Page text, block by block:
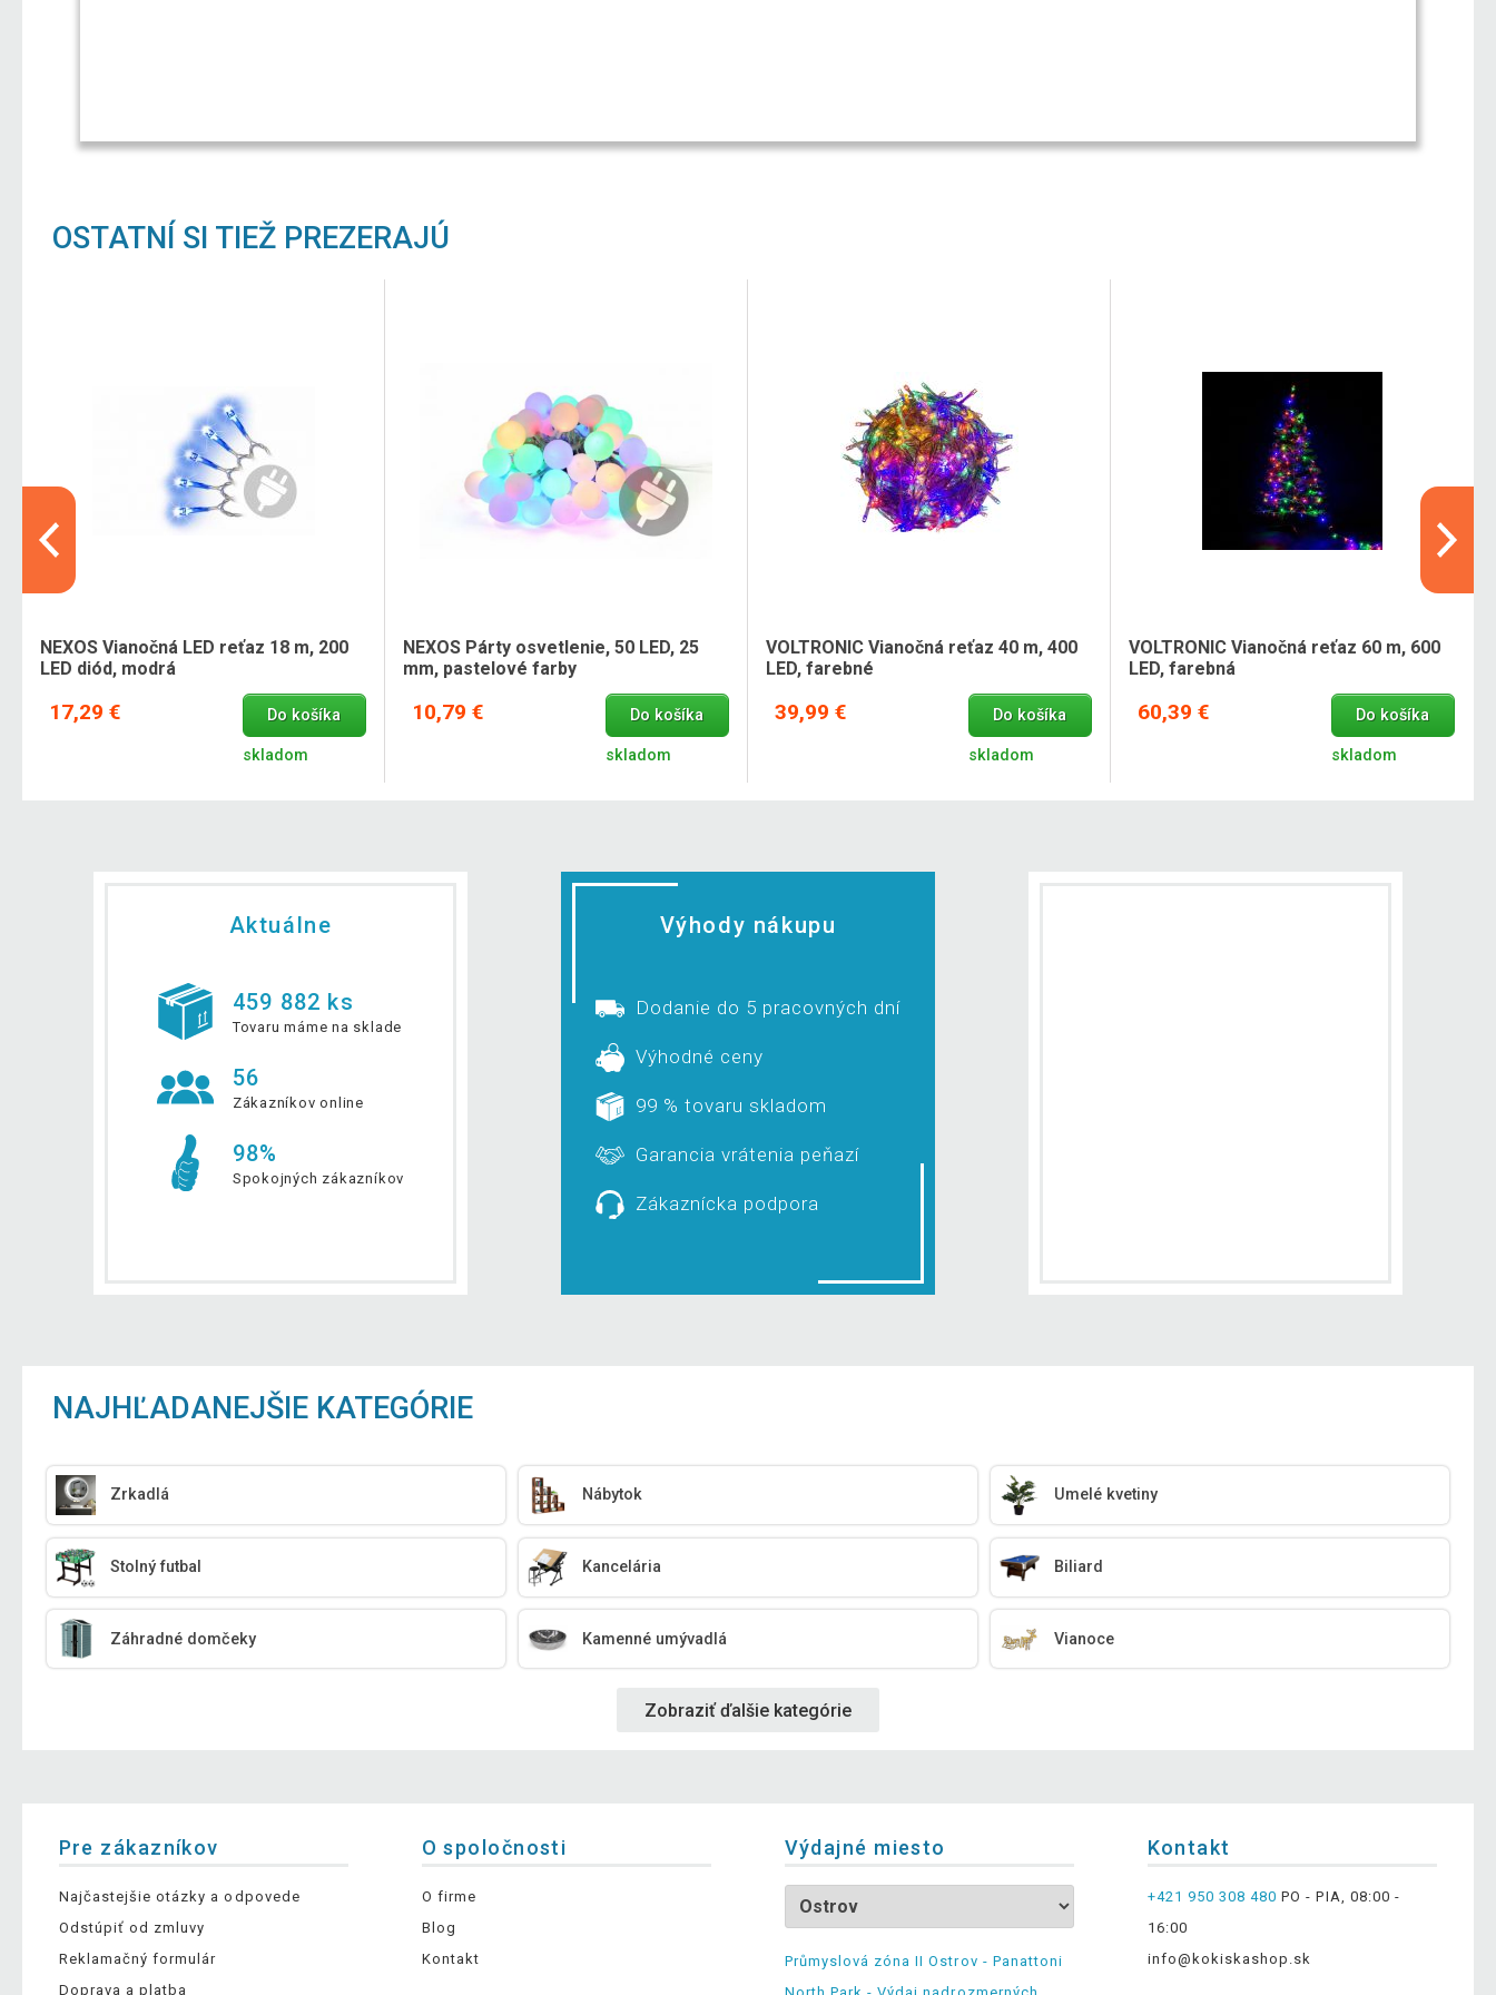
OSTATNÍ SI TIEŽ PREZERAJÚ
NEXOS Vianočná LED reťaz 18 m, 200
LED diód, modrá
17,29 € Do košíka
skladom
NEXOS Párty osvetlenie, 50 LED, 25
mm, pastelové farby
10,79 € Do košíka
skladom
VOLTRONIC Vianočná reťaz 40 m, 400
LED, farebné
39,99 € Do košíka
skladom
VOLTRONIC Vianočná reťaz 60 m, 600
LED, farebná
60,39 € Do košíka
skladom
Aktuálne
459 882 ks
Tovaru máme na sklade
56
Zákazníkov online
98%
Spokojných zákazníkov
Výhody nákupu
Dodanie do 5 pracovných dní
Výhodné ceny
99 % tovaru skladom
Garancia vrátenia peňazí
Zákaznícka podpora
NAJHĽADANEJŠIE KATEGÓRIE
Zrkadlá Nábytok Umelé kvetiny
Stolný futbal Kancelária Biliard
Záhradné domčeky Kamenné umývadlá Vianoce
Zobraziť ďalšie kategórie
Pre zákazníkov
Najčastejšie otázky a odpovede
Odstúpiť od zmluvy
Reklamačný formulár
Doprava a platba
O spoločnosti
O firme
Blog
Kontakt
Výdajné miesto
Průmyslová zóna II Ostrov - Panattoni
Kontakt
+421 950 308 480 PO - PIA, 08:00 -
16:00
info@kokiskashop.sk